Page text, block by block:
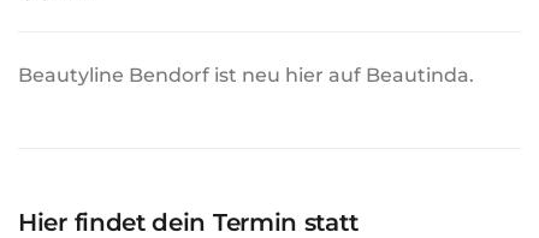
Beautyline Bendorf ist neu hier auf Beautinda.
Hier findet dein Termin statt